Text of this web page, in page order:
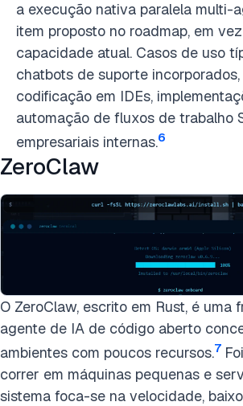
a execução nativa paralela multi-
item proposto no roadmap, em
capacidade atual. Casos de uso
chatbots de suporte
codificação em IDEs,
automação de fluxos de trabalho
empresariais internas.6
ZeroClaw
O ZeroClaw, escrito em Rust, é uma
agente de IA de código aberto
ambientes com poucos recursos.7
correr em máquinas pequenas e
sistema foca-se na velocidade,